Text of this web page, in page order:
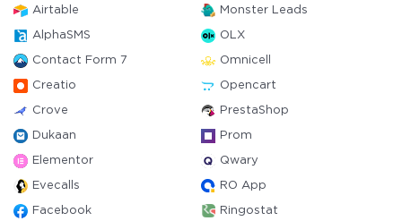
Airtable Monster Leads
AlphaSMS OLX
Contact Form 7 Omnicell
Creatio Opencart
Crove PrestaShop
Dukaan Prom
Elementor Qwary
Evecalls RO App
Facebook Ringostat